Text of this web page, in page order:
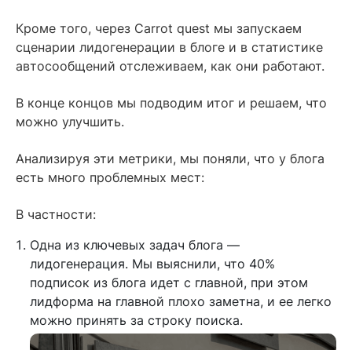
Кроме того, через Carrot quest мы запускаем
сценарии лидогенерации в блоге и в статистике
автосообщений отслеживаем, как они работают.
В конце концов мы подводим итог и решаем, что
можно улучшить.
Анализируя эти метрики, мы поняли, что у блога
есть много проблемных мест:
В частности:
Одна из ключевых задач блога —
лидогенерация. Мы выяснили, что 40%
подписок из блога идет с главной, при этом
лидформа на главной плохо заметна, и ее легко
можно принять за строку поиска.